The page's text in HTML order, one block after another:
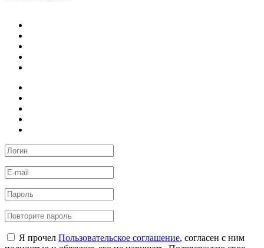
Я прочел Пользовательское соглашение, согласен с ним